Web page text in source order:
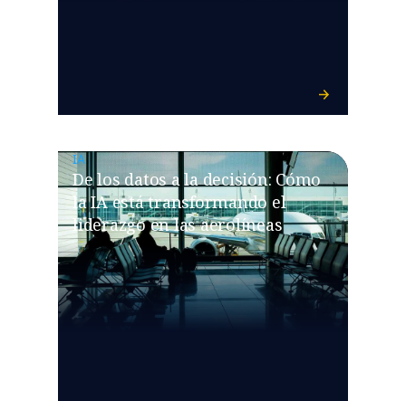
IA
De los datos a la decisión: Cómo
la IA está transformando el
liderazgo en las aerolíneas